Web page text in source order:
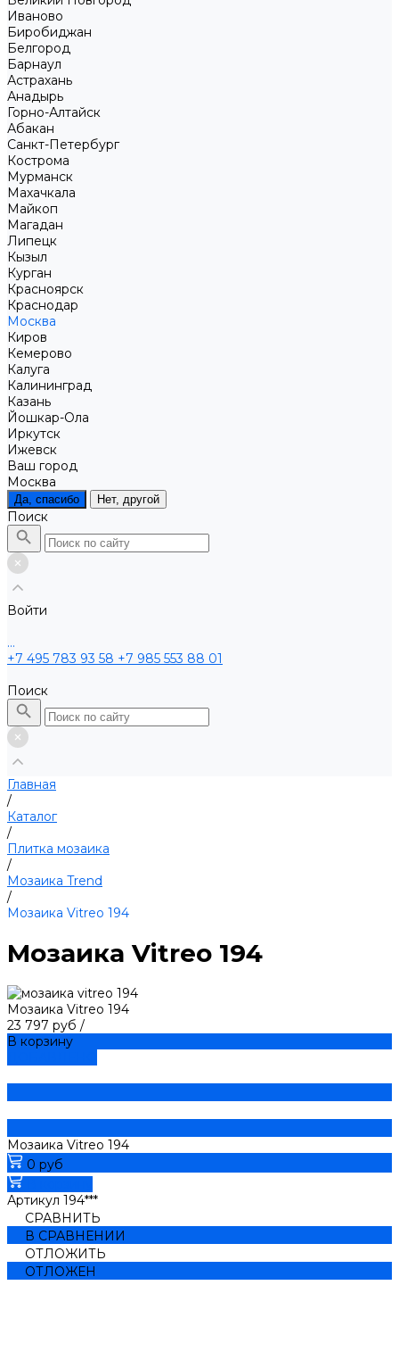
Иваново
Биробиджан
Белгород
Барнаул
Астрахань
Анадырь
Горно-Алтайск
Абакан
Санкт-Петербург
Кострома
Мурманск
Махачкала
Майкоп
Магадан
Липецк
Кызыл
Курган
Красноярск
Краснодар
Москва
Киров
Кемерово
Калуга
Калининград
Казань
Йошкар-Ола
Иркутск
Ижевск
Ваш город
Москва
Да, спасибо Нет, другой
Поиск
Войти
...
+7 495 783 93 58 +7 985 553 88 01
Поиск
Главная
/
Каталог
/
Плитка мозаика
/
Мозаика Trend
/
Мозаика Vitreo 194
Мозаика Vitreo 194
Мозаика Vitreo 194
23 797 руб /
В корзину
Мозаика Vitreo 194
0 руб
Артикул 194***
СРАВНИТЬ
В СРАВНЕНИИ
ОТЛОЖИТЬ
ОТЛОЖЕН